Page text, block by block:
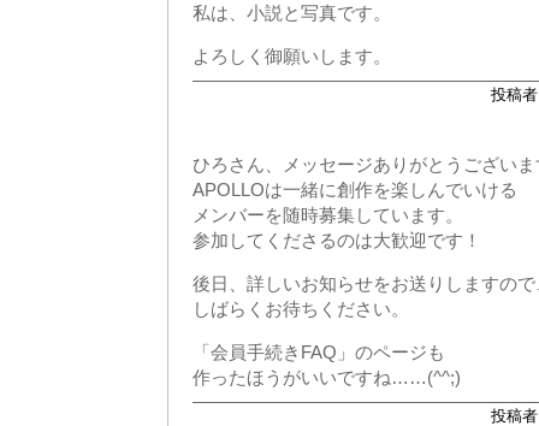
私は、小説と写真です。
よろしく御願いします。
投稿
ひろさん、メッセージありがとうござい
APOLLOは一緒に創作を楽しんでいける
メンバーを随時募集しています。
参加してくださるのは大歓迎です！
後日、詳しいお知らせをお送りしますので
しばらくお待ちください。
「会員手続きFAQ」のページも
作ったほうがいいですね……(^^;)
投稿